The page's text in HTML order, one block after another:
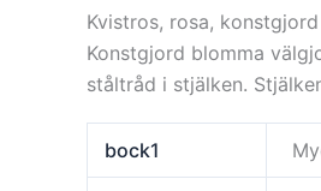
Kvistros, rosa,
Konstgjord blomma
ståltråd i stjälken.
bock1